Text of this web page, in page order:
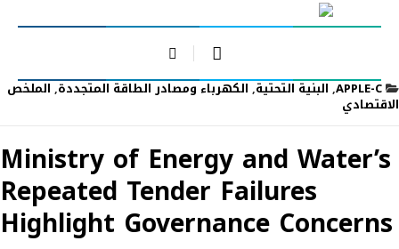
APPLE-C
,البنية التحتية,الكهرباء ومصادر الطاقة المتجددة,الملخص
الاقتصادي
Ministry of Energy and Water’s
Repeated Tender Failures
Highlight Governance Concerns